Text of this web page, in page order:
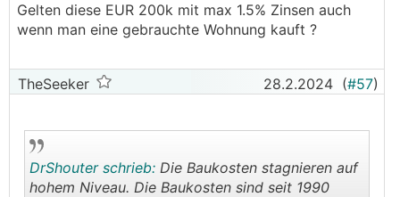
Gelten diese EUR 200k mit max 1.5% Zinsen auch
wenn man eine gebrauchte Wohnung kauft ?
TheSeeker 28.2.2024 (#57)
DrShouter schrieb: Die Baukosten stagnieren auf
hohem Niveau. Die Baukosten sind seit 1990